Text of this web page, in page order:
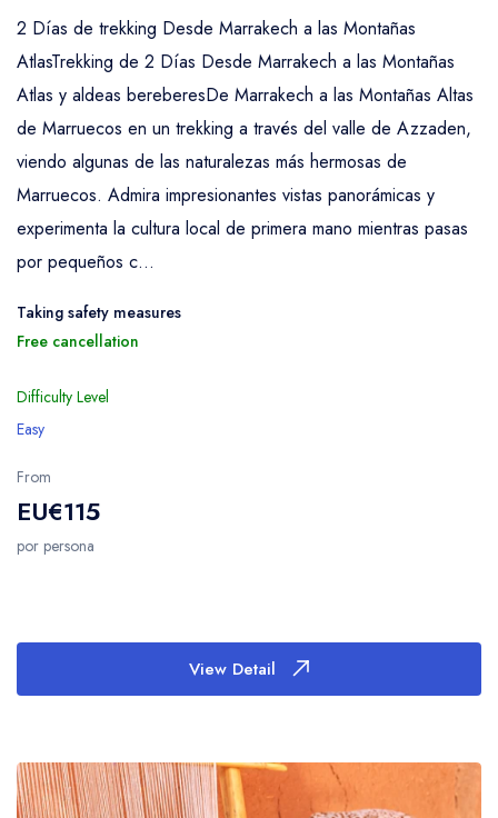
2 Días de trekking Desde Marrakech a las Montañas
AtlasTrekking de 2 Días Desde Marrakech a las Montañas
Atlas y aldeas bereberesDe Marrakech a las Montañas Altas
de Marruecos en un trekking a través del valle de Azzaden,
viendo algunas de las naturalezas más hermosas de
Marruecos. Admira impresionantes vistas panorámicas y
experimenta la cultura local de primera mano mientras pasas
por pequeños c...
Taking safety measures
Free cancellation
Difficulty Level
Easy
From
EU€115
por persona
View Detail